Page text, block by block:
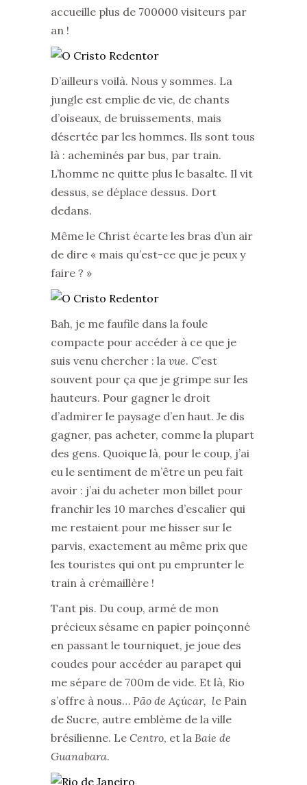
accueille plus de 700000 visiteurs par
an !
D’ailleurs voilà. Nous y sommes. La
jungle est emplie de vie, de chants
d’oiseaux, de bruissements, mais
désertée par les hommes. Ils sont tous
là : acheminés par bus, par train.
L’homme ne quitte plus le basalte. Il vit
dessus, se déplace dessus. Dort
dedans.
Même le Christ écarte les bras d’un air
de dire « mais qu’est-ce que je peux y
faire ? »
Bah, je me faufile dans la foule
compacte pour accéder à ce que je
suis venu chercher : la vue. C’est
souvent pour ça que je grimpe sur les
hauteurs. Pour gagner le droit
d’admirer le paysage d’en haut. Je dis
gagner, pas acheter, comme la plupart
des gens. Quoique là, pour le coup, j’ai
eu le sentiment de m’être un peu fait
avoir : j’ai du acheter mon billet pour
franchir les 10 marches d’escalier qui
me restaient pour me hisser sur le
parvis, exactement au même prix que
les touristes qui ont pu emprunter le
train à crémaillère !
Tant pis. Du coup, armé de mon
précieux sésame en papier poinçonné
en passant le tourniquet, je joue des
coudes pour accéder au parapet qui
me sépare de 700m de vide. Et là, Rio
s’offre à nous… Pão de Açúcar, le Pain
de Sucre, autre emblème de la ville
brésilienne. Le Centro, et la Baie de
Guanabara.